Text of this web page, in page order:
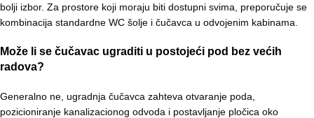
bolji izbor. Za prostore koji moraju biti dostupni svima, preporučuje se
kombinacija standardne WC šolje i čučavca u odvojenim kabinama.
Može li se čučavac ugraditi u postojeći pod bez većih
radova?
Generalno ne, ugradnja čučavca zahteva otvaranje poda,
pozicioniranje kanalizacionog odvoda i postavljanje pločica oko